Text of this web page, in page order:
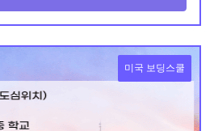
미국 보딩스쿨